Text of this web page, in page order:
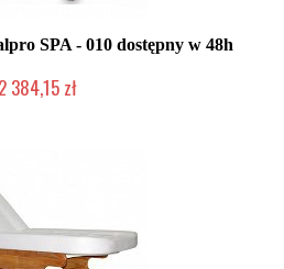
SPA - 010 dostępny w 48h
2 384,15 zł